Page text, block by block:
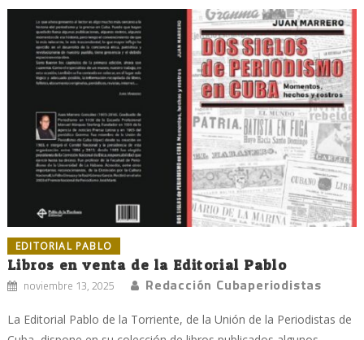
EDITORIAL PABLO
Libros en venta de la Editorial Pablo
noviembre 13, 2025 Redacción Cubaperiodistas
La Editorial Pablo de la Torriente, de la Unión de la Periodistas de